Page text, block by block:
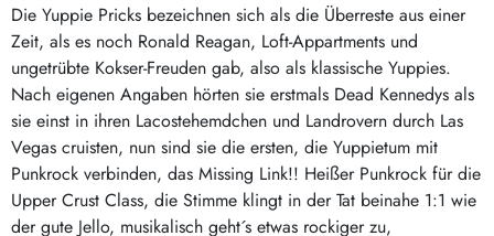
Die Yuppie Pricks bezeichnen sich als die Überreste aus einer
Zeit, als es noch Ronald Reagan, Loft-Appartments und
ungetrübte Kokser-Freuden gab, also als klassische Yuppies.
Nach eigenen Angaben hörten sie erstmals Dead Kennedys als
sie einst in ihren Lacostehemdchen und Landrovern durch Las
Vegas cruisten, nun sind sie die ersten, die Yuppietum mit
Punkrock verbinden, das Missing Link!! Heißer Punkrock für die
Upper Crust Class, die Stimme klingt in der Tat beinahe 1:1 wie
der gute Jello, musikalisch geht´s etwas rockiger zu,